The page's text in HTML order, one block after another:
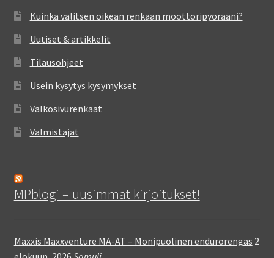
Kuinka valitsen oikean renkaan moottoripyörääni?
Uutiset & artikkelit
Tilausohjeet
Usein kysytys kysymykset
Valkosivurenkaat
Valmistajat
MPblogi – uusimmat kirjoitukset!
Maxxis Maxxventure MA-AT – Monipuolinen endurorengas 2